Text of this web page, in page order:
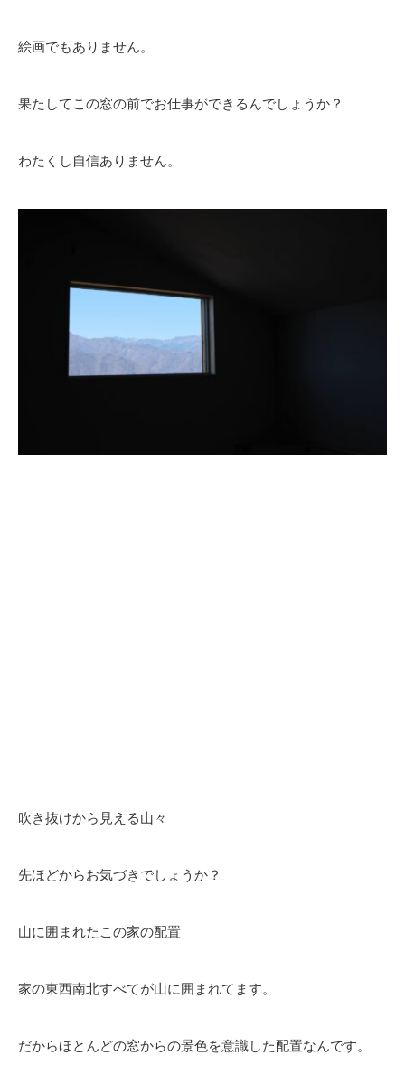
絵画でもありません。
果たしてこの窓の前でお仕事ができるんでしょうか？
わたくし自信ありません。
吹き抜けから見える山々
先ほどからお気づきでしょうか？
山に囲まれたこの家の配置
家の東西南北すべてが山に囲まれてます。
だからほとんどの窓からの景色を意識した配置なんです。